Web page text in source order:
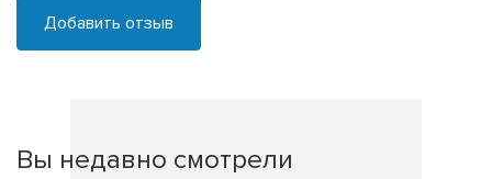
Добавить отзыв
Вы недавно смотрели